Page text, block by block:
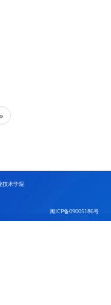
»
技术学院
闽ICP备09005186号